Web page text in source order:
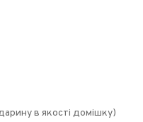
в якості домішку)